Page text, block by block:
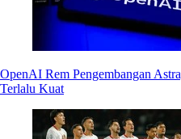
OpenAI Rem Pengembangan
Terlalu Kuat